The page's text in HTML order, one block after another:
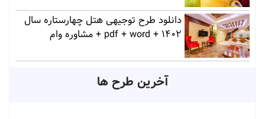
دانلود طرح توجیهی هتل چهارستاره سال
1402 + pdf + word + مشاوره وام
آخرین طرح ها